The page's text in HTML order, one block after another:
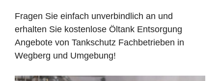
Fragen Sie einfach unverbindlich an und
erhalten Sie kostenlose Öltank Entsorgung
Angebote von Tankschutz Fachbetrieben in
Wegberg und Umgebung!